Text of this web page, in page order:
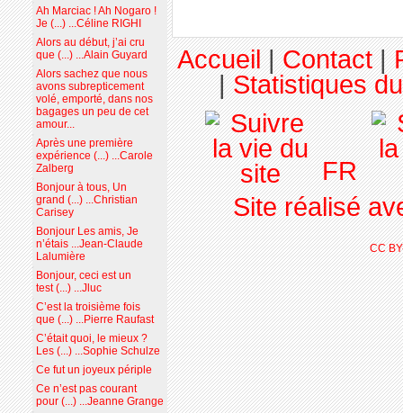
Ah Marciac ! Ah Nogaro !
Je (...) ...Céline RIGHI
Alors au début, j’ai cru
que (...) ...Alain Guyard
Alors sachez que nous
avons subrepticement
volé, emporté, dans nos
bagages un peu de cet
amour...
Après une première
expérience (...) ...Carole
Zalberg
Bonjour à tous, Un
grand (...) ...Christian
Carisey
Bonjour Les amis, Je
n’étais ...Jean-Claude
Lalumière
Bonjour, ceci est un
test (...) ...Jluc
C’est la troisième fois
que (...) ...Pierre Raufast
C’était quoi, le mieux ?
Les (...) ...Sophie Schulze
Ce fut un joyeux périple
Ce n’est pas courant
pour (...) ...Jeanne Grange
Accueil|Contact|
|Statistiques
FR
Site réalisé
CC